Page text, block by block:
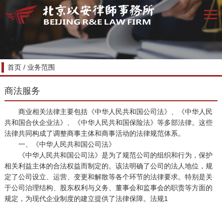
首页/ 业务范围
商法服务
商业相关法律主要包括《中华人民共和国公司法》、《中华人民
共和国合伙企业法》、《中华人民共和国保险法》等多部法律。这些
法律共同构成了调整商事主体和商事活动的法律规范体系。
一、《中华人民共和国公司法》
《中华人民共和国公司法》是为了规范公司的组织和行为，保护
相关利益主体的合法权益而制定的。该法明确了公司的法人地位，规
定了公司设立、运营、变更和解散等各个环节的法律要求。特别是关
于公司治理结构、股东权利与义务、董事会和监事会的职责等方面的
规定，为现代企业制度的建立提供了法律保障。法规1